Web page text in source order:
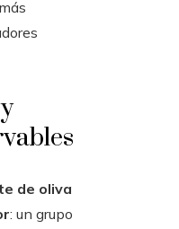
de oliva
: un grupo